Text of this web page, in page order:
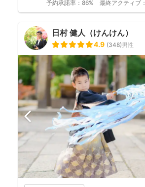
予約承諾率： 86% 最終アクティブ：
日村 健人（けんけん）
4.9 (348)男性